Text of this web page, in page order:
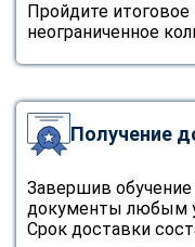
Пройдите
неограниченное
Получение
Завершив
документы любым
Срок доставки